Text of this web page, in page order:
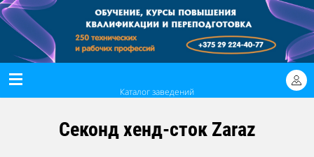
Каталог заведений
Секонд хенд-сток Zaraz